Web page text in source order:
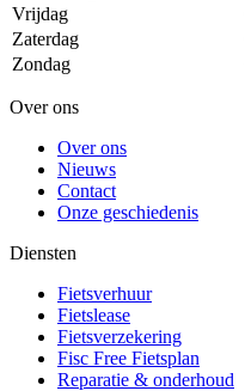
Vrijdag
Zaterdag
Zondag
Over ons
Over ons
Nieuws
Contact
Onze geschiedenis
Diensten
Fietsverhuur
Fietslease
Fietsverzekering
Fisc Free Fietsplan
Reparatie & onderhoud